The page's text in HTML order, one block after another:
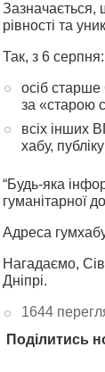
Зазначається,
рівності та
Так, з 6 серпня:
осіб старше
за «старою
всіх інших
хабу,
“Будь-яка
гуманітарної
Адреса
Нагадаємо,
Дніпрі.
1644
Поділитись